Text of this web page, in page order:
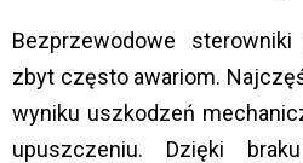
Bezprzewodowe
zbyt często awariom.
wyniku uszkodzeń
upuszczeniu. Dzięki